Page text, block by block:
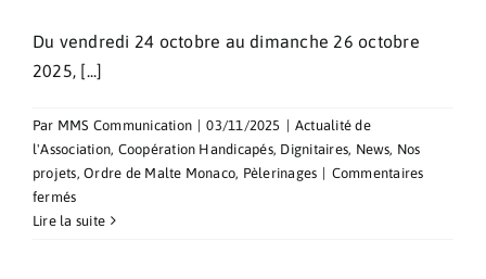
Du vendredi 24 octobre au dimanche 26 octobre
2025, [...]
Par MMS Communication | 03/11/2025 | Actualité de
l'Association, Coopération Handicapés, Dignitaires, News, Nos
projets,Ordre de Malte Monaco, Pèlerinages | Commentaires
ferméssur
Pèlerinage
Lire la suite